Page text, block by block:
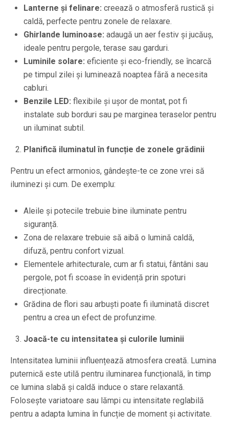
Lanterne și felinare: creează o atmosferă rustică și
caldă, perfecte pentru zonele de relaxare.
Ghirlande luminoase: adaugă un aer festiv și jucăuș,
ideale pentru pergole, terase sau garduri.
Luminile solare: eficiente și eco-friendly, se încarcă
pe timpul zilei și luminează noaptea fără a necesita
cabluri.
Benzile LED: flexibile și ușor de montat, pot fi
instalate sub borduri sau pe marginea teraselor pentru
un iluminat subtil.
Planifică iluminatul în funcție de zonele grădinii
Pentru un efect armonios, gândește-te ce zone vrei să
iluminezi și cum. De exemplu:
Aleile și potecile trebuie bine iluminate pentru
siguranță.
Zona de relaxare trebuie să aibă o lumină caldă,
difuză, pentru confort vizual.
Elementele arhitecturale, cum ar fi statui, fântâni sau
pergole, pot fi scoase în evidență prin spoturi
direcționate.
Grădina de flori sau arbuști poate fi iluminată discret
pentru a crea un efect de profunzime.
Joacă-te cu intensitatea și culorile luminii
Intensitatea luminii influențează atmosfera creată. Lumina
puternică este utilă pentru iluminarea funcțională, în timp
ce lumina slabă și caldă induce o stare relaxantă.
Folosește variatoare sau lămpi cu intensitate reglabilă
pentru a adapta lumina în funcție de moment și activitate.